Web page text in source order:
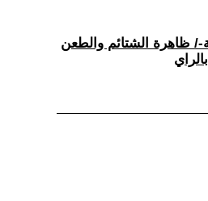
ظاهرة الشتائم والطعن